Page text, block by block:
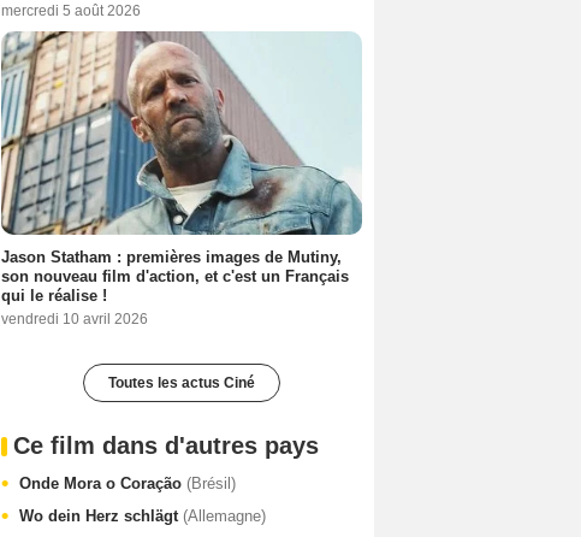
mercredi 5 août 2026
Jason Statham : premières images de Mutiny,
son nouveau film d'action, et c'est un Français
qui le réalise !
vendredi 10 avril 2026
Toutes les actus Ciné
Ce film dans d'autres pays
Onde Mora o Coração (Brésil)
Wo dein Herz schlägt (Allemagne)